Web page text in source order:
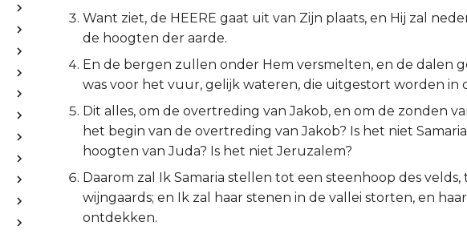
Want ziet, de HEERE gaat uit van Zijn plaats, en Hij zal
de hoogten der aarde.
En de bergen zullen onder Hem versmelten, en de dalen
was voor het vuur, gelijk wateren, die uitgestort worden in
Dit alles, om de overtreding van Jakob, en om de zonden
het begin van de overtreding van Jakob? Is het niet
hoogten van Juda? Is het niet Jeruzalem?
Daarom zal Ik Samaria stellen tot een steenhoop des
wijngaards; en Ik zal haar stenen in de vallei storten, en
ontdekken.